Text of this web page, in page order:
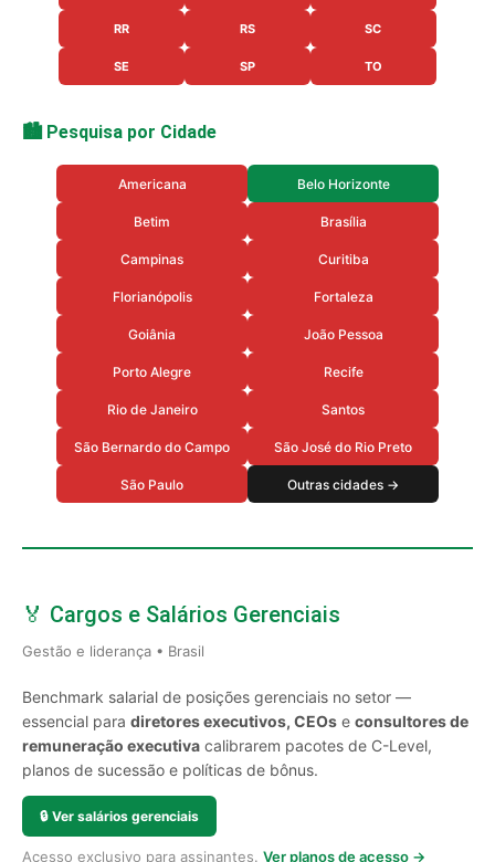
RR RS SC
SE SP TO
🏙️ Pesquisa por Cidade
Americana Belo Horizonte
Betim Brasília
Campinas Curitiba
Florianópolis Fortaleza
Goiânia João Pessoa
Porto Alegre Recife
Rio de Janeiro Santos
São Bernardo do Campo São José do Rio Preto
São Paulo Outras cidades →
🏅 Cargos e Salários Gerenciais
Gestão e liderança • Brasil
Benchmark salarial de posições gerenciais no setor —
essencial para diretores executivos, CEOs e consultores de
remuneração executiva calibrarem pacotes de C-Level,
planos de sucessão e políticas de bônus.
🔒 Ver salários gerenciais
Acesso exclusivo para assinantes. Ver planos de acesso →